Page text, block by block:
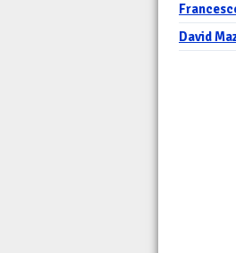
David